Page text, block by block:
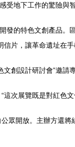
受地下工作的驚險與智
發的特色文創產品
片，讓革命遺址在手
創設計研討會”邀請
次展覽既是對紅色
眾開放。主辦方還